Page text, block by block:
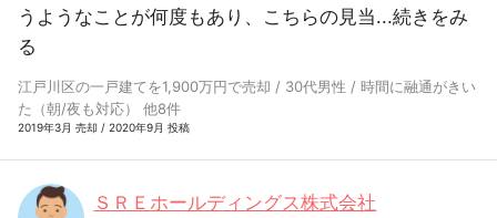
うようなことが何度もあり、こちらの見当...続きをみ
る
江戸川区の一戸建てを1,900万円で売却 / 30代男性 / 時間に融通がきい
た（朝/夜も対応） 他8件
2019年3月 売却 / 2020年9月 投稿
ＳＲＥホールディングス株式会社